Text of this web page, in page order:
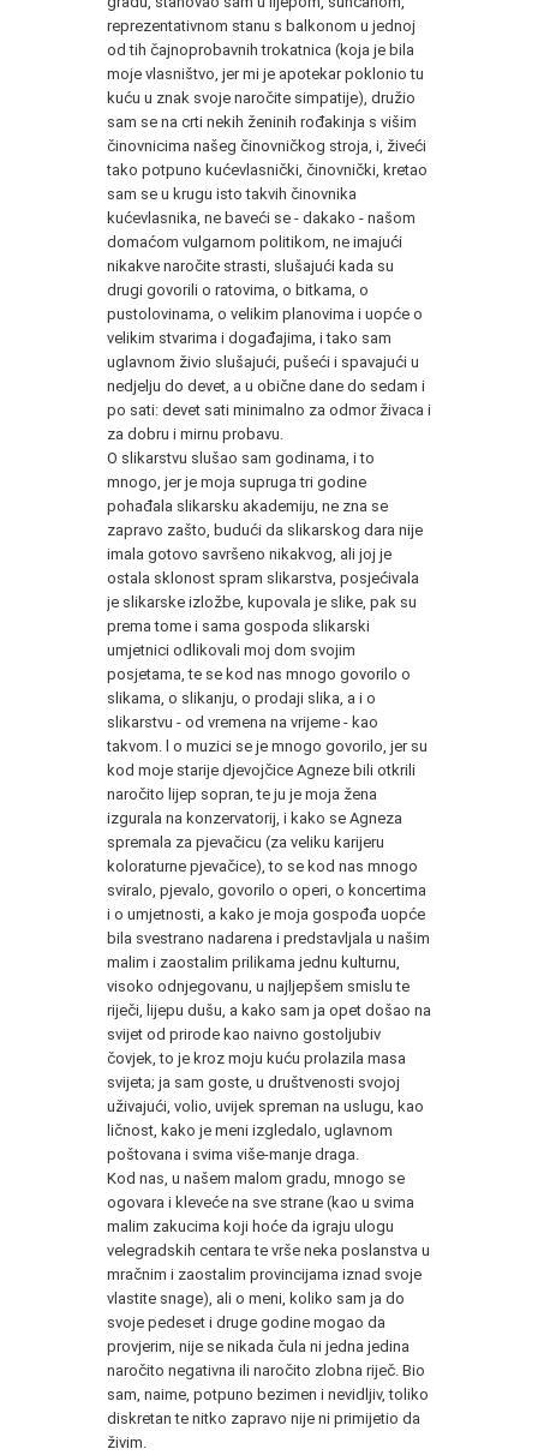
reprezentativnom stanu s balkonom u jednoj
od tih čajnoprobavnih trokatnica (koja je bila
moje vlasništvo, jer mi je apotekar poklonio tu
kuću u znak svoje naročite simpatije), družio
sam se na crti nekih ženinih rođakinja s višim
činovnicima našeg činovničkog stroja, i, živeći
tako potpuno kućevlasnički, činovnički, kretao
sam se u krugu isto takvih činovnika
kućevlasnika, ne baveći se - dakako - našom
domaćom vulgarnom politikom, ne imajući
nikakve naročite strasti, slušajući kada su
drugi govorili o ratovima, o bitkama, o
pustolovinama, o velikim planovima i uopće o
velikim stvarima i događajima, i tako sam
uglavnom živio slušajući, pušeći i spavajući u
nedjelju do devet, a u obične dane do sedam i
po sati: devet sati minimalno za odmor živaca i
za dobru i mirnu probavu.
O slikarstvu slušao sam godinama, i to
mnogo, jer je moja supruga tri godine
pohađala slikarsku akademiju, ne zna se
zapravo zašto, budući da slikarskog dara nije
imala gotovo savršeno nikakvog, ali joj je
ostala sklonost spram slikarstva, posjećivala
je slikarske izložbe, kupovala je slike, pak su
prema tome i sama gospoda slikarski
umjetnici odlikovali moj dom svojim
posjetama, te se kod nas mnogo govorilo o
slikama, o slikanju, o prodaji slika, a i o
slikarstvu - od vremena na vrijeme - kao
takvom. l o muzici se je mnogo govorilo, jer su
kod moje starije djevojčice Agneze bili otkrili
naročito lijep sopran, te ju je moja žena
izgurala na konzervatorij, i kako se Agneza
spremala za pjevačicu (za veliku karijeru
koloraturne pjevačice), to se kod nas mnogo
sviralo, pjevalo, govorilo o operi, o koncertima
i o umjetnosti, a kako je moja gospođa uopće
bila svestrano nadarena i predstavljala u našim
malim i zaostalim prilikama jednu kulturnu,
visoko odnjegovanu, u najljepšem smislu te
riječi, lijepu dušu, a kako sam ja opet došao na
svijet od prirode kao naivno gostoljubiv
čovjek, to je kroz moju kuću prolazila masa
svijeta; ja sam goste, u društvenosti svojoj
uživajući, volio, uvijek spreman na uslugu, kao
ličnost, kako je meni izgledalo, uglavnom
poštovana i svima više-manje draga.
Kod nas, u našem malom gradu, mnogo se
ogovara i kleveće na sve strane (kao u svima
malim zakucima koji hoće da igraju ulogu
velegradskih centara te vrše neka poslanstva u
mračnim i zaostalim provincijama iznad svoje
vlastite snage), ali o meni, koliko sam ja do
svoje pedeset i druge godine mogao da
provjerim, nije se nikada čula ni jedna jedina
naročito negativna ili naročito zlobna riječ. Bio
sam, naime, potpuno bezimen i nevidljiv, toliko
diskretan te nitko zapravo nije ni primijetio da
živim.